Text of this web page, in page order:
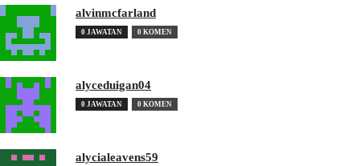
alvinmcfarland
0 JAWATAN 0 KOMEN
alyceduigan04
0 JAWATAN 0 KOMEN
alycialeavens59